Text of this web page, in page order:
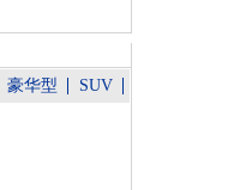
豪华型 SUV